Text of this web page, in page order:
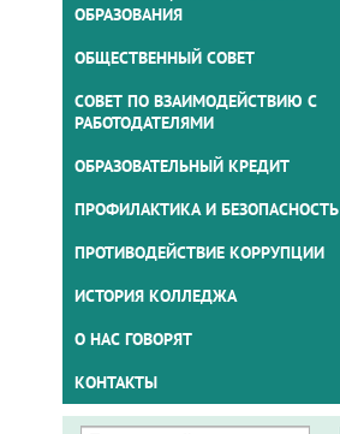
ОБРАЗОВАНИЯ
ОБЩЕСТВЕННЫЙ СОВЕТ
СОВЕТ ПО ВЗАИМОДЕЙСТВИЮ С
РАБОТОДАТЕЛЯМИ
ОБРАЗОВАТЕЛЬНЫЙ КРЕДИТ
ПРОФИЛАКТИКА И БЕЗОПАСНОСТЬ
ПРОТИВОДЕЙСТВИЕ КОРРУПЦИИ
ИСТОРИЯ КОЛЛЕДЖА
О НАС ГОВОРЯТ
КОНТАКТЫ